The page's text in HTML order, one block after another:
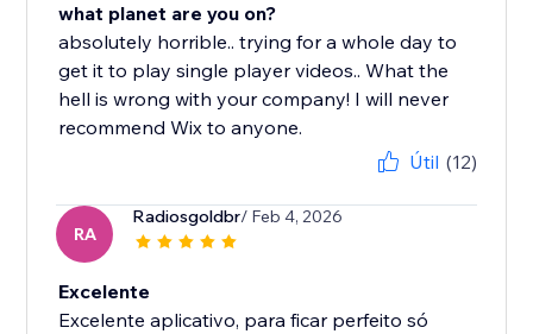
what planet are you on?
absolutely horrible.. trying for a whole day to
get it to play single player videos.. What the
hell is wrong with your company! I will never
recommend Wix to anyone.
Útil (12)
RA
Radiosgoldbr/ Feb 4, 2026
Excelente
Excelente aplicativo, para ficar perfeito só